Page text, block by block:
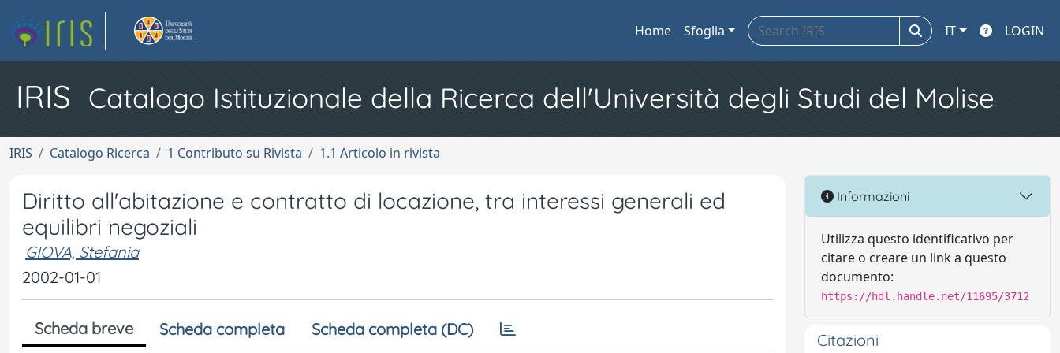
Home Sfoglia IT LOGIN
IRIS Catalogo Istituzionale della Ricerca dell'Università degli Studi del Molise
IRIS Catalogo Ricerca 1 Contributo su Rivista 1.1 Articolo in rivista
Diritto all'abitazione e contratto di locazione, tra interessi generali ed
equilibri negoziali
GIOVA, Stefania
2002-01-01
Scheda breve Scheda completa Scheda completa (DC)
Informazioni
Utilizza questo identificativo per
citare o creare un link a questo
documento:
https://hdl.handle.net/11695/3712
Citazioni